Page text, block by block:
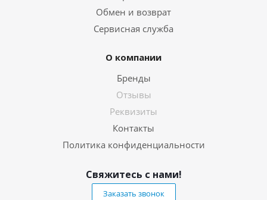
Обмен и возврат
Сервисная служба
О компании
Бренды
Отзывы
Реквизиты
Контакты
Политика конфиденциальности
Свяжитесь с нами!
Заказать звонок